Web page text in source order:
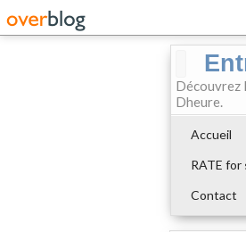
Découvrez
Dheure.
Accueil
RATE for
Contact